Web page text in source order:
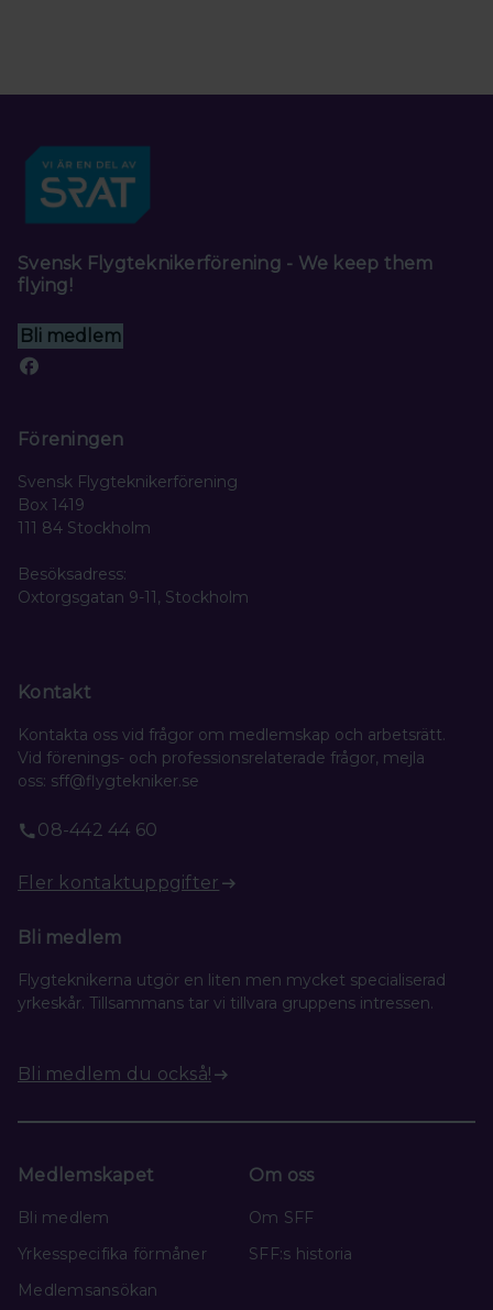
Svensk Flygteknikerförening - We keep them
flying!
Bli medlem
Föreningen
Svensk Flygteknikerförening
Box 1419
111 84 Stockholm
Besöksadress:
Oxtorgsgatan 9-11, Stockholm
Kontakt
Kontakta oss vid frågor om medlemskap och arbetsrätt.
Vid förenings- och professionsrelaterade frågor, mejla
oss: sff@flygtekniker.se
08-442 44 60
Fler kontaktuppgifter
Bli medlem
Flygteknikerna utgör en liten men mycket specialiserad
yrkeskår. Tillsammans tar vi tillvara gruppens intressen.
Bli medlem du också!
Medlemskapet
Bli medlem
Yrkesspecifika förmåner
Medlemsansökan
Om oss
Om SFF
SFF:s historia